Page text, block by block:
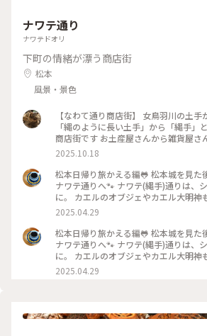
っぷ旅 #美しい町 #オーガニック建築
ナワテ通り
ナワテドオリ
下町の情緒が漂う商店街
松本
風景・景色
【なわて通り商店街】 女鳥羽川の土
「縄のように長い土手」から「縄手」
商店街です お土産屋さんから雑貨屋さ
お店がずらり✨ 昔は女鳥羽川に清流に
ガエル」がいっぱいいたそうです🐸 そ
こちらの商店街にはカエルグッズや石
の子も個性的な🐸ばかり😳 カエル専門
り見ていて楽しかったです😆 （
#秋の信州推し事の旅2025 #松本 #こと
2025.10.18
松本日帰り旅かえる編🐸 松本城を見た後は、歩いて5分ほどの
ナワテ通りへ🐾 ナワテ(縄手)通りは、シンボルの🐸があちこち
に。 カエルのオブジェやカエル大明神も😲 駅ビル
菜天ぷらとお蕎麦を食べて、帰途につきました🚃
#松本#長野県松本市#私のことりっぷ
2025.04.29
松本日帰り旅かえる編🐸 松本城を見た後は、歩いて5分ほどの
ナワテ通りへ🐾 ナワテ(縄手)通りは、シンボルの🐸があちこち
に。 カエルのオブジェやカエル大明神も😲 駅ビル
菜天ぷらとお蕎麦を食べて、帰途につきました🚃
#松本#長野県松本市#私のことりっぷ
2025.04.29